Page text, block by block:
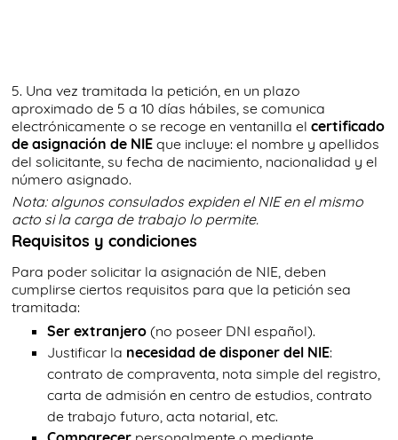
5. Una vez tramitada la petición, en un plazo
aproximado de 5 a 10 días hábiles, se comunica
electrónicamente o se recoge en ventanilla el certificado
de asignación de NIE que incluye: el nombre y apellidos
del solicitante, su fecha de nacimiento, nacionalidad y el
número asignado.
Nota: algunos consulados expiden el NIE en el mismo
acto si la carga de trabajo lo permite.
Requisitos y condiciones
Para poder solicitar la asignación de NIE, deben
cumplirse ciertos requisitos para que la petición sea
tramitada:
Ser extranjero (no poseer DNI español).
Justificar la necesidad de disponer del NIE:
contrato de compraventa, nota simple del registro,
carta de admisión en centro de estudios, contrato
de trabajo futuro, acta notarial, etc.